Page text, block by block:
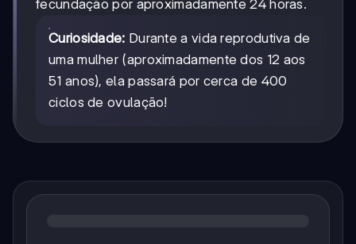
fecundação por aproximadamente 24 horas.
Curiosidade: Durante a vida reprodutiva de
uma mulher (aproximadamente dos 12 aos
51 anos), ela passará por cerca de 400
ciclos de ovulação!